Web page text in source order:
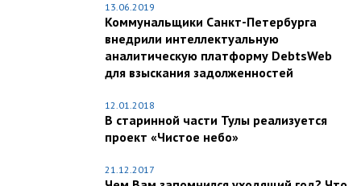
13.06.2019
Коммунальщики Санкт-Петербурга
внедрили интеллектуальную
аналитическую платформу DebtsWeb
для взыскания задолженностей
12.01.2018
В старинной части Тулы реализуется
проект «Чистое небо»
21.12.2017